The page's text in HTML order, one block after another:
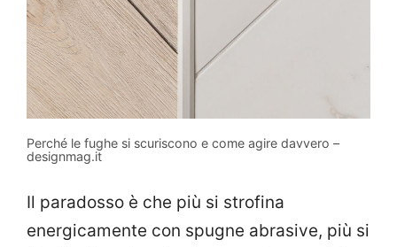
Perché le fughe si scuriscono e come agire davvero –
designmag.it
Il paradosso è che più si strofina
energicamente con spugne abrasive, più si